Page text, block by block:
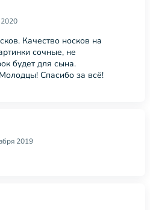
Качество носков на
сочные, не
будет для сына.
Спасибо за всё!
2019